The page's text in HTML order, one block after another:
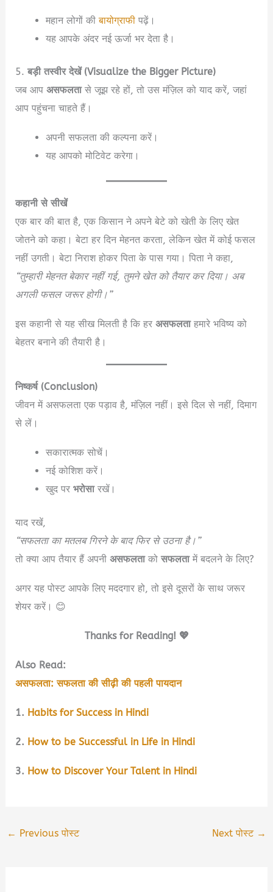
महान लोगों कीबायोग्राफी पढ़ें।
यह आपके अंदर नई ऊर्जा भर देता है।
5.बड़ी तस्वीर देखें (Visualize the Bigger Picture)
जब आपअसफलतासे जूझ रहे हों, तो उस मंज़िल को याद करें, जहां
आप पहुंचना चाहते हैं।
अपनी सफलता की कल्पना करें।
यह आपको मोटिवेट करेगा।
कहानी से सीखें
एक बार की बात है, एक किसान ने अपने बेटे को खेती के लिए खेत
जोतने को कहा। बेटा हर दिन मेहनत करता, लेकिन खेत में कोई फसल
नहीं उगती। बेटा निराश होकर पिता के पास गया। पिता ने कहा,
“तुम्हारी मेहनत बेकार नहीं गई, तुमने खेत को तैयार कर दिया। अब
अगली फसल जरूर होगी।”
इस कहानी से यह सीख मिलती है कि हरअसफलताहमारे भविष्य को
बेहतर बनाने की तैयारी है।
निष्कर्ष (Conclusion)
जीवन में असफलता एक पड़ाव है, मंज़िल नहीं। इसे दिल से नहीं, दिमाग
से लें।
सकारात्मक सोचें।
नई कोशिश करें।
खुद पर भरोसा रखें।
याद रखें,
“सफलता का मतलब गिरने के बाद फिर से उठना है।”
तो क्या आप तैयार हैं अपनीअसफलताकोसफलतामें बदलने के लिए?
अगर यह पोस्ट आपके लिए मददगार हो, तो इसे दूसरों के साथ जरूर
शेयर करें। 😊
Thanks for Reading! 💖
Also Read:
असफलता: सफलता की सीढ़ी की पहली पायदान
1. Habits for Success in Hindi
2. How to be Successful in Life in Hindi
3. How to Discover Your Talent in Hindi
← Previous पोस्ट Next पोस्ट →